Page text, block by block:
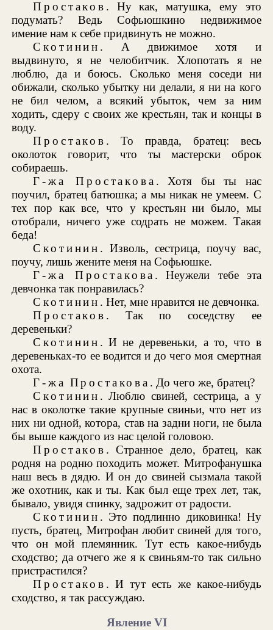
Простаков . Ну как, матушка, ему это
подумать? Ведь Софьюшкино недвижимое
имение нам к себе придвинуть не можно.
Скотинин . А движимое хотя и
выдвинуто, я не челобитчик. Хлопотать я не
люблю, да и боюсь. Сколько меня соседи ни
обижали, сколько убытку ни делали, я ни на кого
не бил челом, а всякий убыток, чем за ним
ходить, сдеру с своих же крестьян, так и концы в
воду.
Простаков . То правда, братец: весь
околоток говорит, что ты мастерски оброк
собираешь.
Г-жа Простакова . Хотя бы ты нас
поучил, братец батюшка; а мы никак не умеем. С
тех пор как все, что у крестьян ни было, мы
отобрали, ничего уже содрать не можем. Такая
беда!
Скотинин . Изволь, сестрица, поучу вас,
поучу, лишь жените меня на Софьюшке.
Г-жа Простакова . Неужели тебе эта
девчонка так понравилась?
Скотинин . Нет, мне нравится не девчонка.
Простаков . Так по соседству ее
деревеньки?
Скотинин . И не деревеньки, а то, что в
деревеньках-то ее водится и до чего моя смертная
охота.
Г-жа Простакова . До чего же, братец?
Скотинин . Люблю свиней, сестрица, а у
нас в околотке такие крупные свиньи, что нет из
них ни одной, котора, став на задни ноги, не была
бы выше каждого из нас целой головою.
Простаков . Странное дело, братец, как
родня на родню походить может. Митрофанушка
наш весь в дядю. И он до свиней сызмала такой
же охотник, как и ты. Как был еще трех лет, так,
бывало, увидя спинку, задрожит от радости.
Скотинин . Это подлинно диковинка! Ну
пусть, братец, Митрофан любит свиней для того,
что он мой племянник. Тут есть какое-нибудь
сходство; да отчего же я к свиньям-то так сильно
пристрастился?
Простаков . И тут есть же какое-нибудь
сходство, я так рассуждаю.
Явление VI